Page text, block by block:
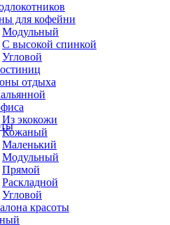
для кофейни
Модульный
С высокой спинкой
Угловой
отдыха
Из экокожи
Кожаный
Маленький
Модульный
Прямой
Раскладной
Угловой
красоты